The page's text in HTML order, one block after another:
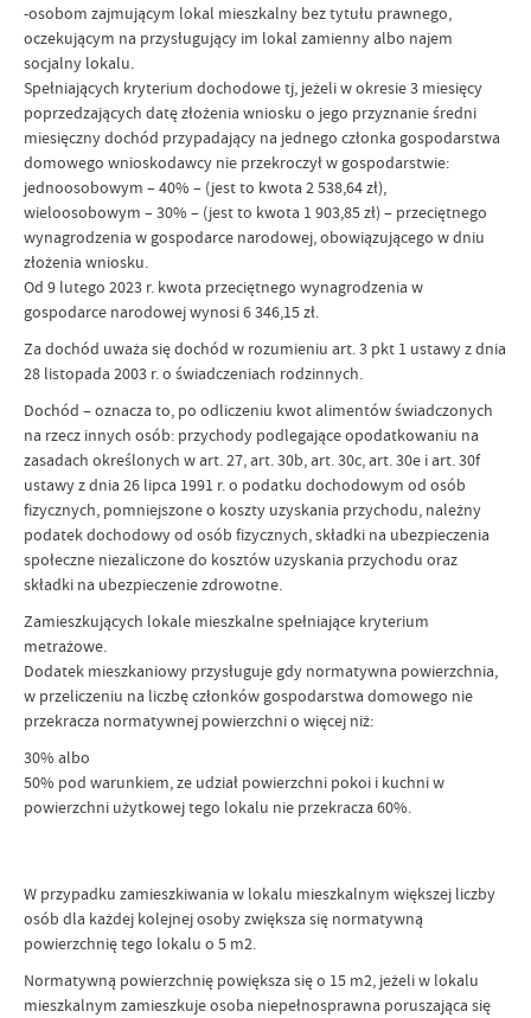
-osobom zajmującym lokal mieszkalny bez tytułu prawnego,
oczekującym na przysługujący im lokal zamienny albo najem
socjalny lokalu.
Spełniających kryterium dochodowe tj, jeżeli w okresie 3 miesięcy
poprzedzających datę złożenia wniosku o jego przyznanie średni
miesięczny dochód przypadający na jednego członka gospodarstwa
domowego wnioskodawcy nie przekroczył w gospodarstwie:
jednoosobowym – 40% – (jest to kwota 2 538,64 zł),
wieloosobowym – 30% – (jest to kwota 1 903,85 zł) – przeciętnego
wynagrodzenia w gospodarce narodowej, obowiązującego w dniu
złożenia wniosku.
Od 9 lutego 2023 r. kwota przeciętnego wynagrodzenia w
gospodarce narodowej wynosi 6 346,15 zł.
Za dochód uważa się dochód w rozumieniu art. 3 pkt 1 ustawy z dnia
28 listopada 2003 r. o świadczeniach rodzinnych.
Dochód – oznacza to, po odliczeniu kwot alimentów świadczonych
na rzecz innych osób: przychody podlegające opodatkowaniu na
zasadach określonych w art. 27, art. 30b, art. 30c, art. 30e i art. 30f
ustawy z dnia 26 lipca 1991 r. o podatku dochodowym od osób
fizycznych, pomniejszone o koszty uzyskania przychodu, należny
podatek dochodowy od osób fizycznych, składki na ubezpieczenia
społeczne niezaliczone do kosztów uzyskania przychodu oraz
składki na ubezpieczenie zdrowotne.
Zamieszkujących lokale mieszkalne spełniające kryterium
metrażowe.
Dodatek mieszkaniowy przysługuje gdy normatywna powierzchnia,
w przeliczeniu na liczbę członków gospodarstwa domowego nie
przekracza normatywnej powierzchni o więcej niż:
30% albo
50% pod warunkiem, ze udział powierzchni pokoi i kuchni w
powierzchni użytkowej tego lokalu nie przekracza 60%.
W przypadku zamieszkiwania w lokalu mieszkalnym większej liczby
osób dla każdej kolejnej osoby zwiększa się normatywną
powierzchnię tego lokalu o 5 m2.
Normatywną powierzchnię powiększa się o 15 m2, jeżeli w lokalu
mieszkalnym zamieszkuje osoba niepełnosprawna poruszająca się